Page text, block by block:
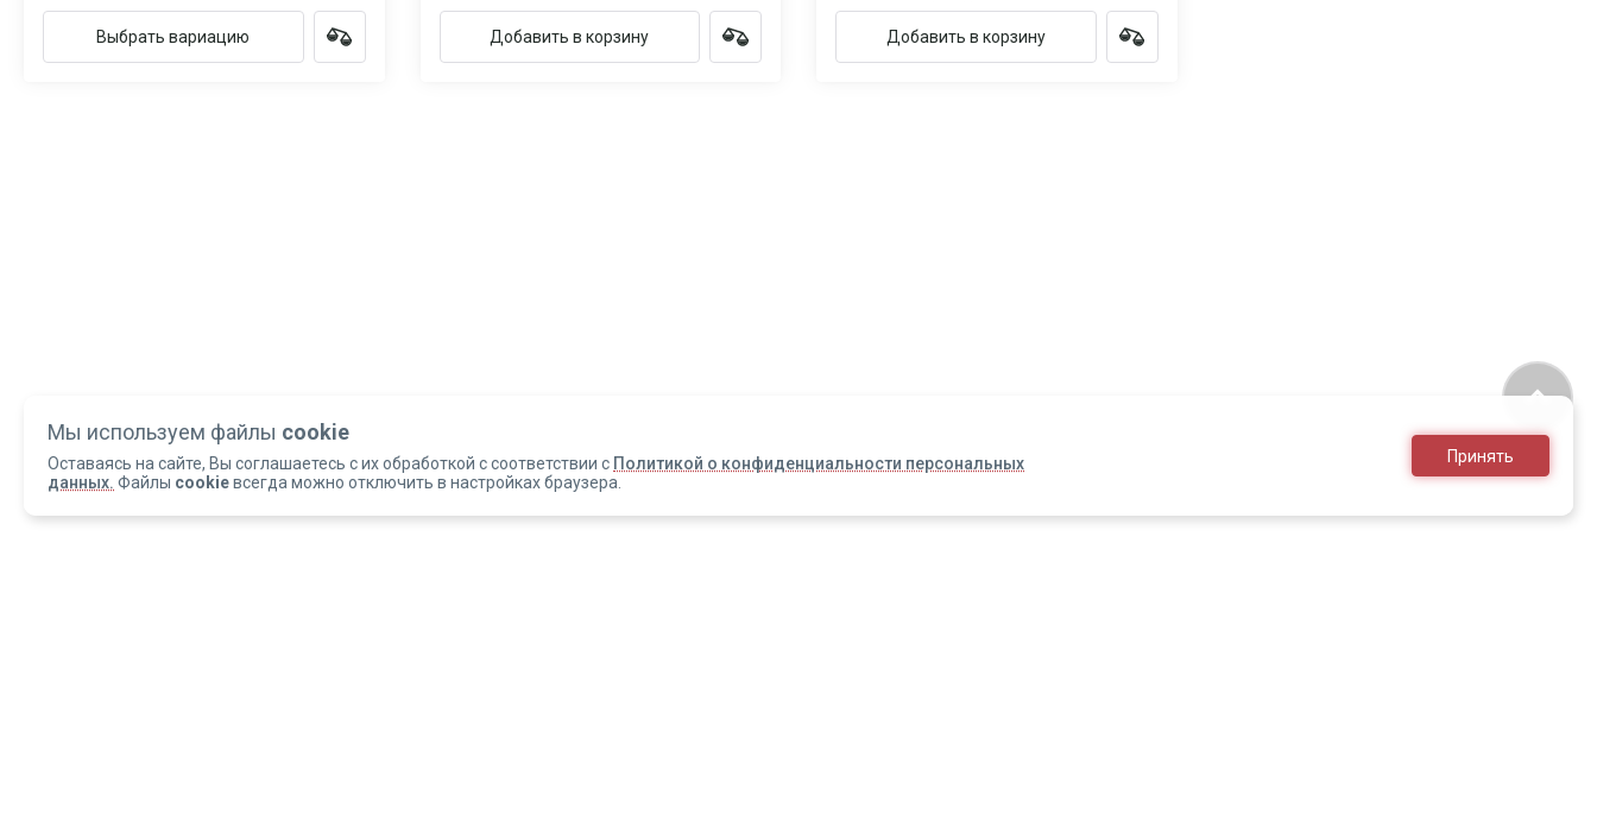
Выбрать вариацию Добавить в корзину Добавить в корзину
Мы используем файлы cookie
Оставаясь на сайте, Вы соглашаетесь с их обработкой с соответствии с Политикой о конфиденциальности персональных
данных. Файлы cookieвсегда можно отключить в настройках браузера.
Принять